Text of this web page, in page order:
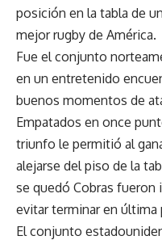
posición en la tabla de
mejor rugby de América.
Fue el conjunto
en un entretenido
buenos momentos de
Empatados en once
triunfo le permitió al
alejarse del piso de la
se quedó Cobras
evitar terminar en última
El conjunto